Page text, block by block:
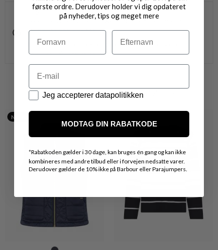
Ikke alle vores varer på webshoppen, befinder sig i
vores fysiske butikker.
Kontakt din nærmeste forretning for ydeligere info.
vedr. den ønskede vare.
VARER FRA SAMME MÆRKE
Nyhed
første ordre. Derudover holder vi dig opdateret
på nyheder, tips og meget mere
Navn Efternavn
Email
Datapolitik
Jeg accepterer datapolitikken
MODTAG DIN RABATKODE
*Rabatkoden gælder i 30 dage, kan bruges én gang og kan ikke
kombineres med andre tilbud eller i forvejen nedsatte varer.
Derudover gælder de 10% ikke på Barbour eller Parajumpers.